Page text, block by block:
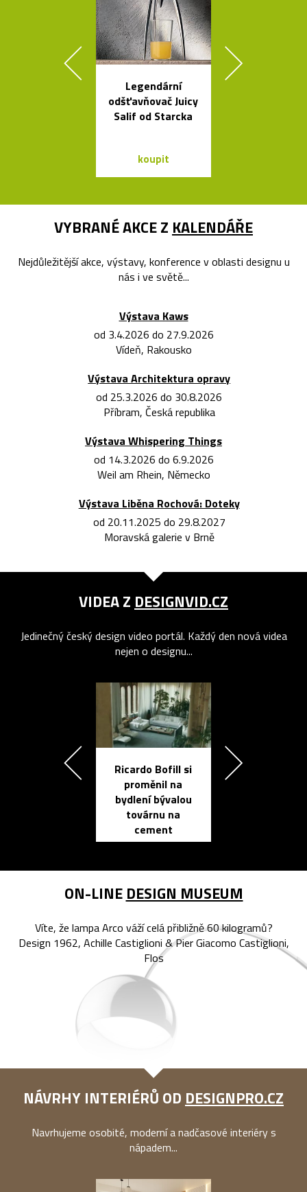
Legendární
odšťavňovač Juicy
Salif od Starcka
koupit
VYBRANÉ AKCE Z KALENDÁŘE
Nejdůležitější akce, výstavy, konference v oblasti designu u
nás i ve světě...
Výstava Kaws
od 3.4.2026 do 27.9.2026
Vídeň, Rakousko
Výstava Architektura opravy
od 25.3.2026 do 30.8.2026
Příbram, Česká republika
Výstava Whispering Things
od 14.3.2026 do 6.9.2026
Weil am Rhein, Německo
Výstava Liběna Rochová: Doteky
od 20.11.2025 do 29.8.2027
Moravská galerie v Brně
VIDEA Z DESIGNVID.CZ
Jedinečný český design video portál. Každý den nová videa
nejen o designu...
Ricardo Bofill si
proměnil na
bydlení bývalou
továrnu na
cement
ON-LINE DESIGN MUSEUM
Víte, že lampa Arco váží celá přibližně 60 kilogramů?
Design 1962, Achille Castiglioni & Pier Giacomo Castiglioni,
Flos
NÁVRHY INTERIÉRŮ OD DESIGNPRO.CZ
Navrhujeme osobité, moderní a nadčasové interiéry s
nápadem...